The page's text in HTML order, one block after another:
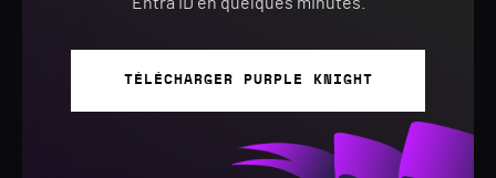
TÉLÉCHARGER PURPLE KNIGHT